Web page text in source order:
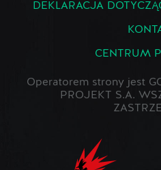
DEKLARACJA
CENTRUM
Operatorem strony jest
PROJEKT S.A.